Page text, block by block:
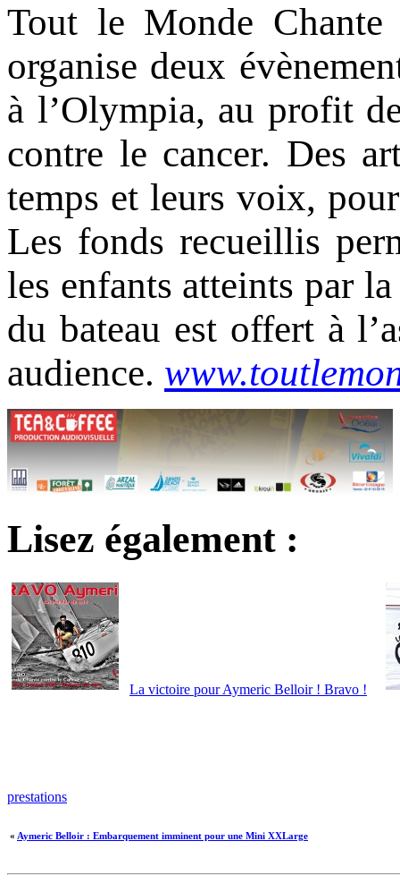
Tout le Monde
organise deux
à l’Olympia, au profit
contre le cancer. Des
temps et leurs voix,
Les fonds recueillis
les enfants atteints par
du bateau est offert à
audience. www.t
Lisez également :
La victoire pour Aymeric Belloir ! Bravo !
prestations
« Aymeric Belloir : Embarquement imminent pour une Mini XXLarge